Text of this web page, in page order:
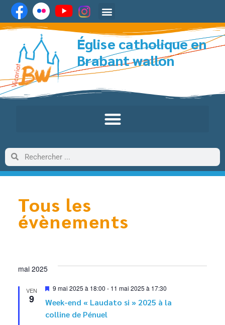
Église catholique en
Brabant wallon
Tous les
évènements
mai 2025
VEN
9
Week-end « Laudato si » 2025 à la
colline de Pénuel
Mis
avant
9 mai 2025 à 18:00 - 11 mai 2025 à 17:30